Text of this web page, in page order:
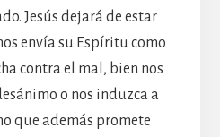
Jesús dejará de estar
envía su Espíritu como
contra el mal, bien nos
o nos induzca a
que además promete